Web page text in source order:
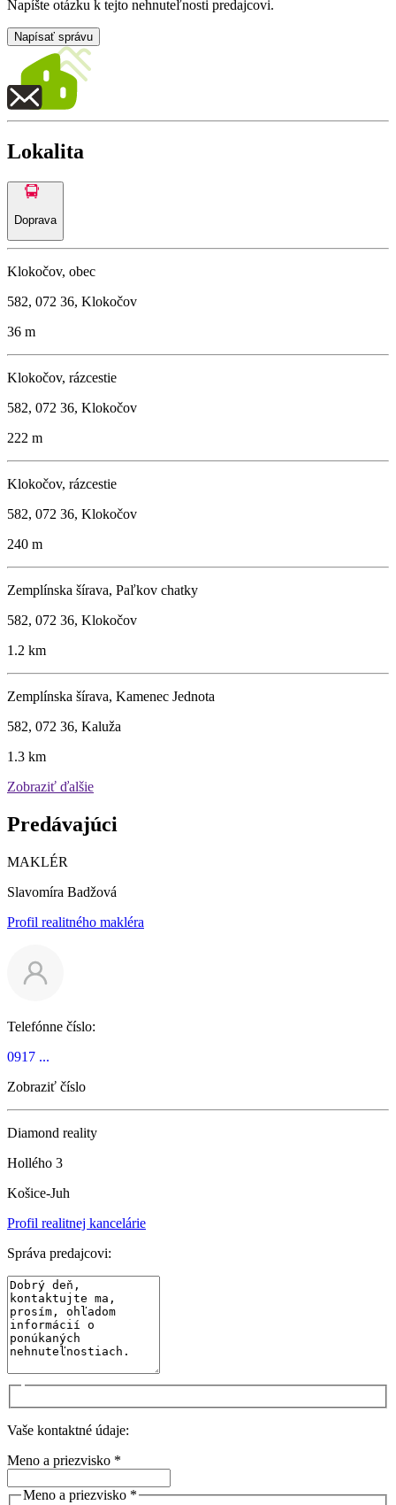
Napíšte otázku k tejto nehnuteľnosti predajcovi.
Napísať správu
Lokalita
Doprava
Klokočov, obec
582, 072 36, Klokočov
36 m
Klokočov, rázcestie
582, 072 36, Klokočov
222 m
Klokočov, rázcestie
582, 072 36, Klokočov
240 m
Zemplínska šírava, Paľkov chatky
582, 072 36, Klokočov
1.2 km
Zemplínska šírava, Kamenec Jednota
582, 072 36, Kaluža
1.3 km
Zobraziť ďalšie
Predávajúci
MAKLÉR
Slavomíra Badžová
Profil realitného makléra
Telefónne číslo:
0917 ...
Zobraziť číslo
Diamond reality
Hollého 3
Košice-Juh
Profil realitnej kancelárie
Správa predajcovi:
Vaše kontaktné údaje:
Meno a priezvisko *
Meno a priezvisko *